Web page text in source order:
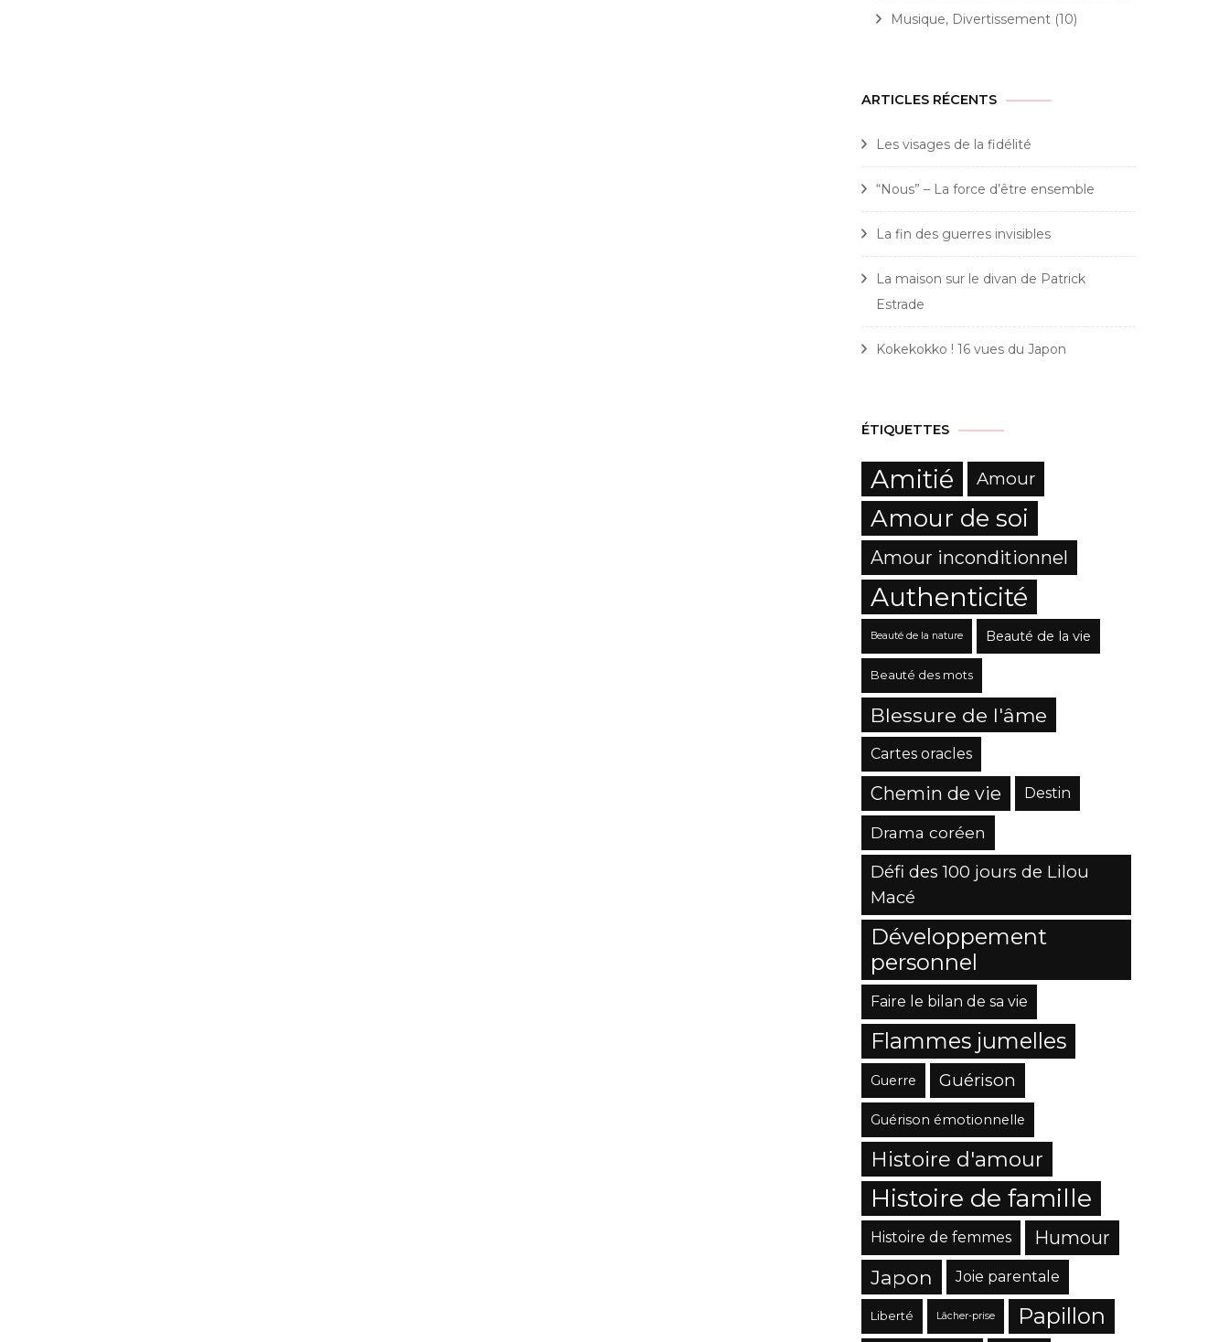
Musique, Divertissement (10)
ARTICLES RÉCENTS
Les visages de la fidélité
“Nous” – La force d’être ensemble
La fin des guerres invisibles
La maison sur le divan de Patrick
Estrade
Kokekokko ! 16 vues du Japon
ÉTIQUETTES
Amitié Amour
Amour de soi
Amour inconditionnel
Authenticité
Beauté de la nature Beauté de la vie
Beauté des mots
Blessure de l'âme
Cartes oracles
Chemin de vie Destin
Drama coréen
Défi des 100 jours de Lilou
Macé
Développement
personnel
Faire le bilan de sa vie
Flammes jumelles
Guerre Guérison
Guérison émotionnelle
Histoire d'amour
Histoire de famille
Histoire de femmes Humour
Japon Joie parentale
Liberté Lâcher-prise Papillon